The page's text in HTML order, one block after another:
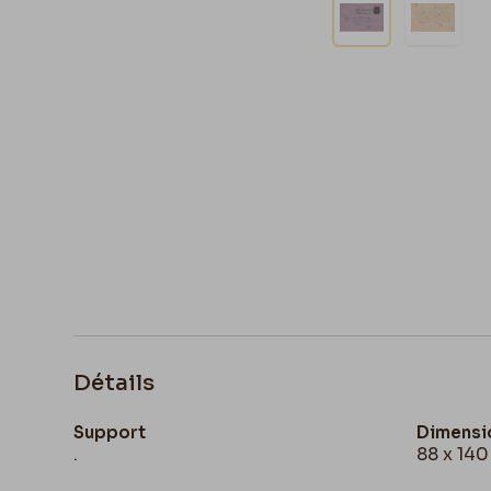
Détails
Support
. 88 x